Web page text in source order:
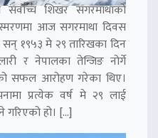
शिखर सगरमाथाको
आज सगरमाथा दिवस
सन् १९५३ मे २९ तारिखका दिन
र नेपालका तेन्जिङ नोर्गे
सफल आरोहण गरेका थिए।
प्रत्येक वर्ष मे २९ लाई
हो। […]